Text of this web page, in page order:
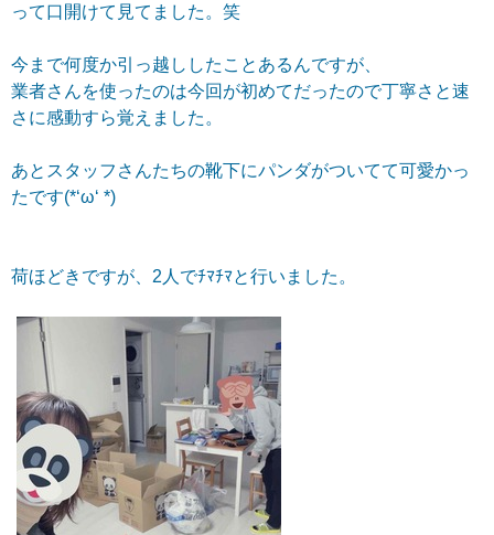
って口開けて見てました。笑
今まで何度か引っ越ししたことあるんですが、
業者さんを使ったのは今回が初めてだったので丁寧さと速
さに感動すら覚えました。
あとスタッフさんたちの靴下にパンダがついてて可愛かっ
たです(*‘ω‘ *)
荷ほどきですが、2人でﾁﾏﾁﾏと行いました。